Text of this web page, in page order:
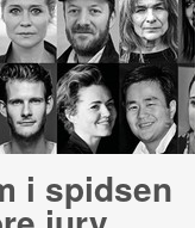
i spidsen